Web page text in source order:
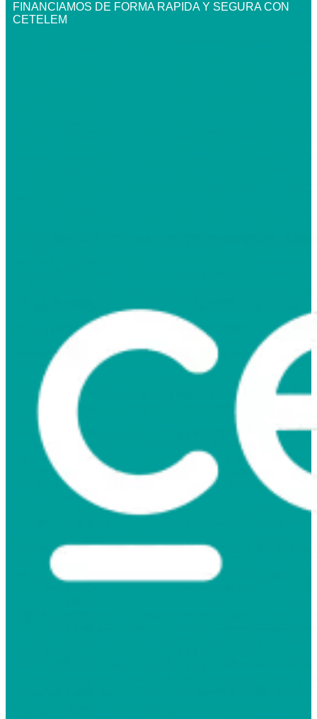
FINANCIAMOS DE FORMA RAPIDA Y SEGURA CON
CETELEM